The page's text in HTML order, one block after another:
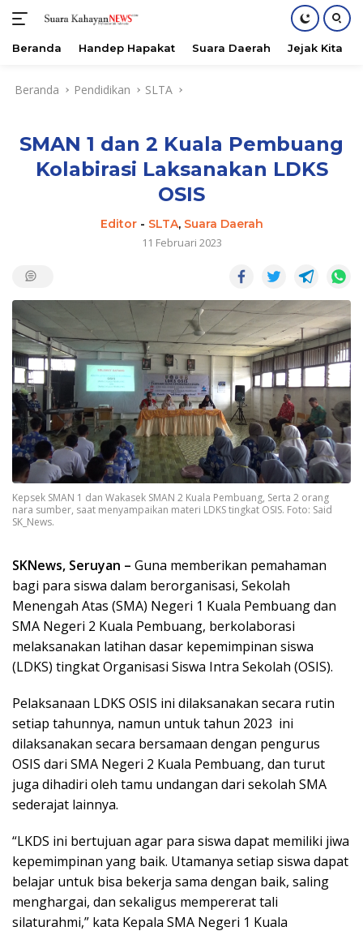
Beranda Handep Hapakat Suara Daerah Jejak Kita
Beranda Pendidikan SLTA
SMAN 1 dan 2 Kuala Pembuang
Kolabirasi Laksanakan LDKS
OSIS
Editor- SLTA, Suara Daerah
11 Februari 2023
Kepsek SMAN 1 dan Wakasek SMAN 2 Kuala Pembuang, Serta 2 orang
nara sumber, saat menyampaikan materi LDKS tingkat OSIS. Foto: Said
SK_News.
SKNews, Seruyan – Guna memberikan pemahaman
bagi para siswa dalam berorganisasi, Sekolah
Menengah Atas (SMA) Negeri 1 Kuala Pembuang dan
SMA Negeri 2 Kuala Pembuang, berkolaborasi
melaksanakan latihan dasar kepemimpinan siswa
(LDKS) tingkat Organisasi Siswa Intra Sekolah (OSIS).
Pelaksanaan LDKS OSIS ini dilaksanakan secara rutin
setiap tahunnya, namun untuk tahun 2023 ini
dilaksanakan secara bersamaan dengan pengurus
OSIS dari SMA Negeri 2 Kuala Pembuang, dan turut
juga dihadiri oleh tamu undangan dari sekolah SMA
sederajat lainnya.
“LKDS ini bertujuan agar para siswa dapat memiliki jiwa
kepemimpinan yang baik. Utamanya setiap siswa dapat
belajar untuk bisa bekerja sama dengan baik, saling
menghargai, dan sekaligus mempererat tali
silaturahmi,” kata Kepala SMA Negeri 1 Kuala